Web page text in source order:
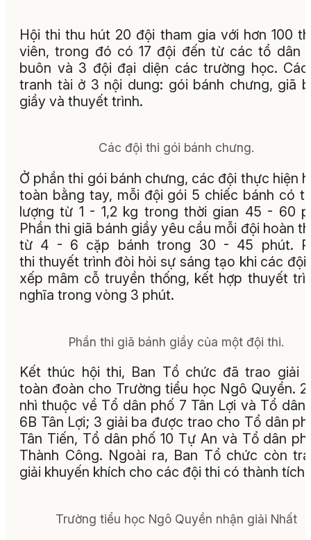
Hội thi thu hút 20 đội tham gia với hơn 100
viên, trong đó có 17 đội đến từ các tổ dân
buôn và 3 đội đại diện các trường học.
tranh tài ở 3 nội dung: gói bánh chưng, giã
giầy và thuyết trình.
Các đội thi gói bánh chưng.
Ở phần thi gói bánh chưng, các đội thực hiện
toàn bằng tay, mỗi đội gói 5 chiếc bánh có
lượng từ 1 - 1,2 kg trong thời gian 45 - 60
Phần thi giã bánh giầy yêu cầu mỗi đội hoàn
từ 4 - 6 cặp bánh trong 30 - 45 phút.
thi thuyết trình đòi hỏi sự sáng tạo khi các đội
xếp mâm cỗ truyền thống, kết hợp thuyết
nghĩa trong vòng 3 phút.
Phần thi giã bánh giầy của một đội thi.
Kết thúc hội thi, Ban Tổ chức đã trao giải
toàn đoàn cho Trường tiểu học Ngô Quyền. 2
nhì thuộc về Tổ dân phố 7 Tân Lợi và Tổ dân
6B Tân Lợi; 3 giải ba được trao cho Tổ dân
Tân Tiến, Tổ dân phố 10 Tự An và Tổ dân
Thành Công. Ngoài ra, Ban Tổ chức còn
giải khuyến khích cho các đội thi có thành tích
Trường tiểu học Ngô Quyền nhận giải Nhất